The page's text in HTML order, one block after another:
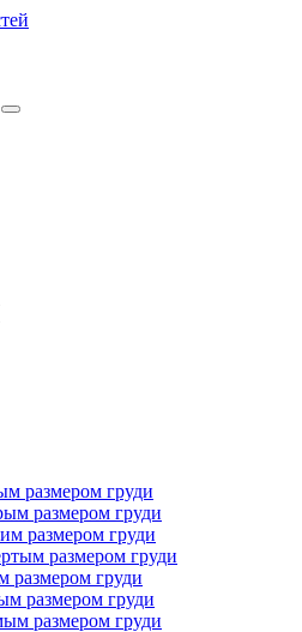
размером груди
размером груди
размером груди
размером груди
размером груди
размером груди
размером груди